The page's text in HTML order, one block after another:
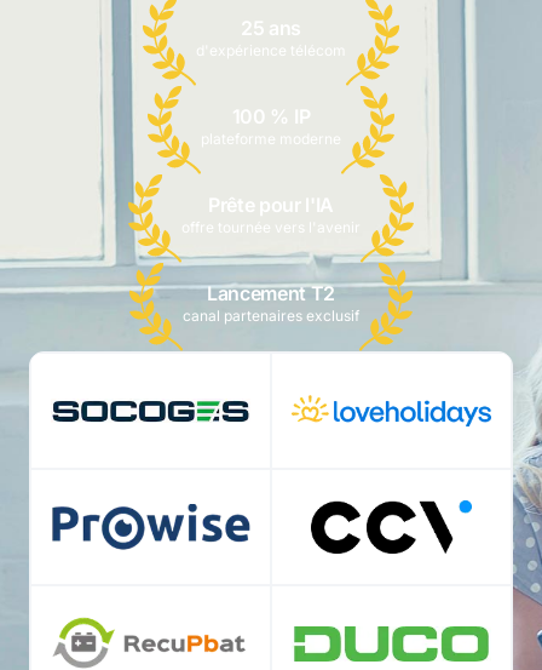
25 ans
d'expérience télécom
100 % IP
plateforme moderne
Prête pour l'IA
offre tournée vers l'avenir
Lancement T2
canal partenaires exclusif